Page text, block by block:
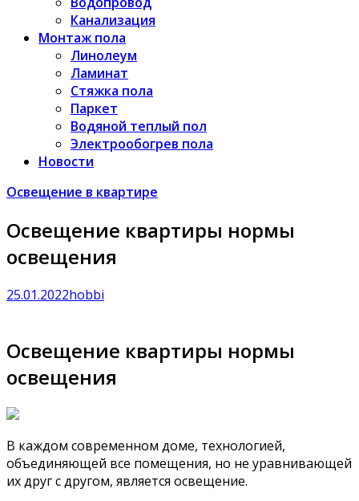
Канализация
Монтаж пола
Линолеум
Ламинат
Стяжка пола
Паркет
Водяной теплый пол
Электрообогрев пола
Новости
Освещение в квартире
Освещение квартиры нормы
освещения
25.01.2022hobbi
Освещение квартиры нормы
освещения
В каждом современном доме, технологией,
объединяющей все помещения, но не уравнивающей
их друг с другом, является освещение.